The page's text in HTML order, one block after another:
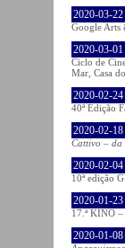
2020-03-22
Google Arts
2020-03-01
Ciclo de
Mar, Casa
2020-02-24
40ª Edição
2020-02-18
Cattivo – da
2020-02-04
10ª edição
2020-01-23
17.ª KINO –
2020-01-08